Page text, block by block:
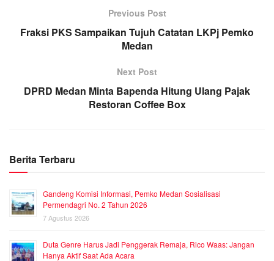
Previous Post
Fraksi PKS Sampaikan Tujuh Catatan LKPj Pemko
Medan
Next Post
DPRD Medan Minta Bapenda Hitung Ulang Pajak
Restoran Coffee Box
Berita Terbaru
Gandeng Komisi Informasi, Pemko Medan Sosialisasi
Permendagri No. 2 Tahun 2026
7 Agustus 2026
Duta Genre Harus Jadi Penggerak Remaja, Rico Waas: Jangan
Hanya Aktif Saat Ada Acara